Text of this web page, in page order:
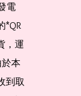
電
*QR
，運
本
到取